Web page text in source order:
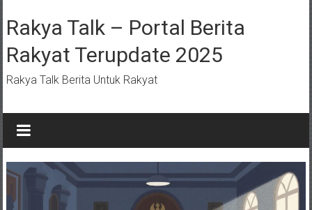
ke
konten
Rakya Talk – Portal Berita
Rakyat Terupdate 2025
Rakya Talk Berita Untuk Rakyat